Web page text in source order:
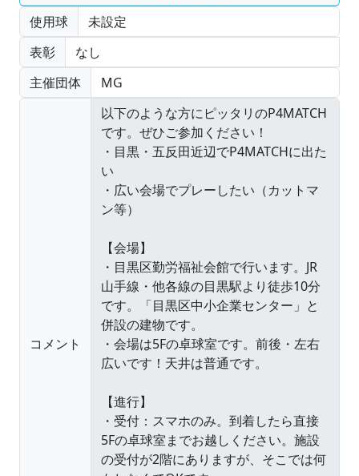
使用球
未設定
表彰
なし
主催団体
MG
コメント